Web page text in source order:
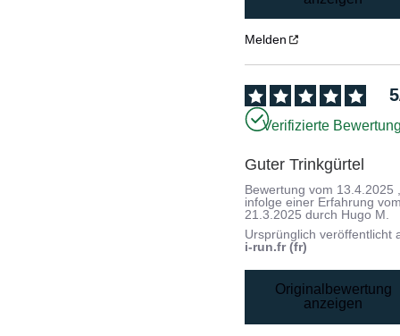
Melden
5
Verifizierte
Guter Trinkgürtel
Bewertung vom 13.4.2025
infolge einer Erfahrung
21.3.2025 durch Hugo M.
Ursprünglich veröffentlicht
i-run.fr (fr)
Originalbewertung
anzeigen